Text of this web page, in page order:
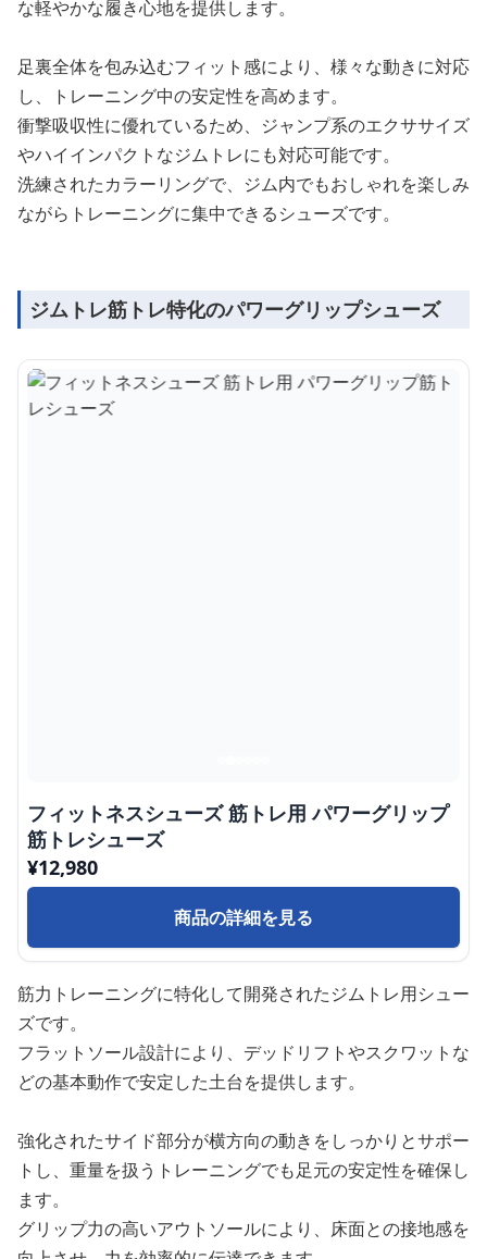
な軽やかな履き心地を提供します。
足裏全体を包み込むフィット感により、様々な動きに対応
し、トレーニング中の安定性を高めます。
衝撃吸収性に優れているため、ジャンプ系のエクササイズ
やハイインパクトなジムトレにも対応可能です。
洗練されたカラーリングで、ジム内でもおしゃれを楽しみ
ながらトレーニングに集中できるシューズです。
ジムトレ筋トレ特化のパワーグリップシューズ
フィットネスシューズ 筋トレ用 パワーグリップ
筋トレシューズ
¥12,980
商品の詳細を見る
筋力トレーニングに特化して開発されたジムトレ用シュー
ズです。
フラットソール設計により、デッドリフトやスクワットな
どの基本動作で安定した土台を提供します。
強化されたサイド部分が横方向の動きをしっかりとサポー
トし、重量を扱うトレーニングでも足元の安定性を確保し
ます。
グリップ力の高いアウトソールにより、床面との接地感を